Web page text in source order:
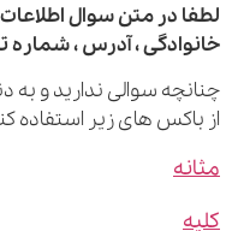
در متن سوال اطلاعات
، آدرس ، شماره
سوالی ندارید و به
های زیر استفاده کنید: